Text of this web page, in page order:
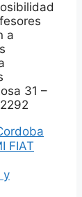
a
31 –
FIAT
y